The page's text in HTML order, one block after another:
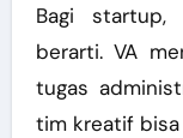
Bagi
berarti. VA
tugas
tim kreatif